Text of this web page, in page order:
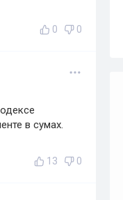
0 0
в сумах.
13 0